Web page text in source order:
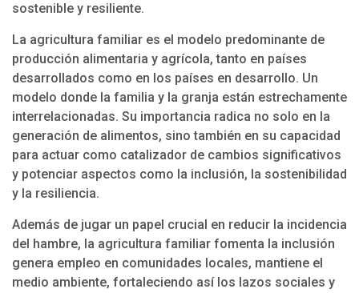
sostenible y resiliente.
La agricultura familiar es el modelo predominante de
producción alimentaria y agrícola, tanto en países
desarrollados como en los países en desarrollo. Un
modelo donde la familia y la granja están estrechamente
interrelacionadas. Su importancia radica no solo en la
generación de alimentos, sino también en su capacidad
para actuar como catalizador de cambios significativos
y potenciar aspectos como la inclusión, la sostenibilidad
y la resiliencia.
Además de jugar un papel crucial en reducir la incidencia
del hambre, la agricultura familiar fomenta la inclusión
genera empleo en comunidades locales, mantiene el
medio ambiente, fortaleciendo así los lazos sociales y